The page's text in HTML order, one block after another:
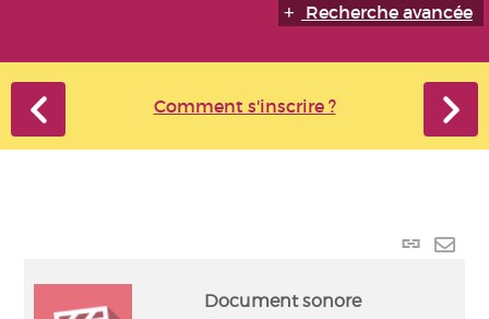
Recherche avancée
Comment s'inscrire ?
Lien
Document sonore